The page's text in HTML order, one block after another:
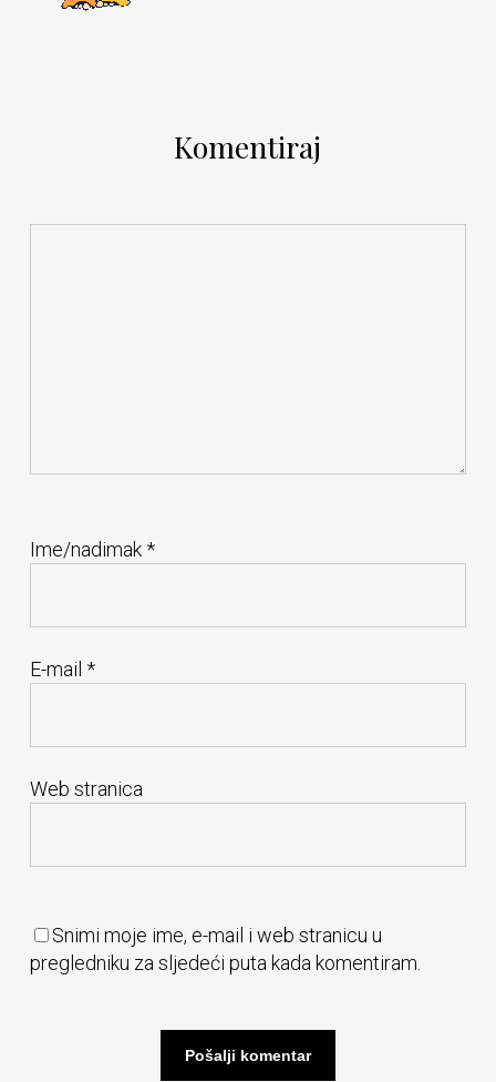
Komentiraj
Ime/nadimak*
E-mail *
Web stranica
Snimi moje ime, e-mail i web stranicu u
pregledniku za sljedeći puta kada komentiram.